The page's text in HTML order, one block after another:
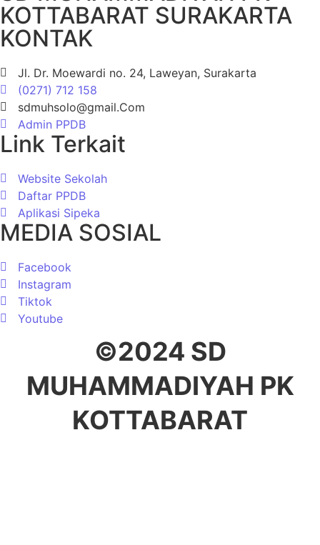
KOTTABARAT SURAKARTA
KONTAK
Jl. Dr. Moewardi no. 24, Laweyan, Surakarta
(0271) 712 158
sdmuhsolo@gmail.Com
Admin PPDB
Link Terkait
Website Sekolah
Daftar PPDB
Aplikasi Sipeka
MEDIA SOSIAL
Facebook
Instagram
Tiktok
Youtube
©2024 SD
MUHAMMADIYAH PK
KOTTABARAT